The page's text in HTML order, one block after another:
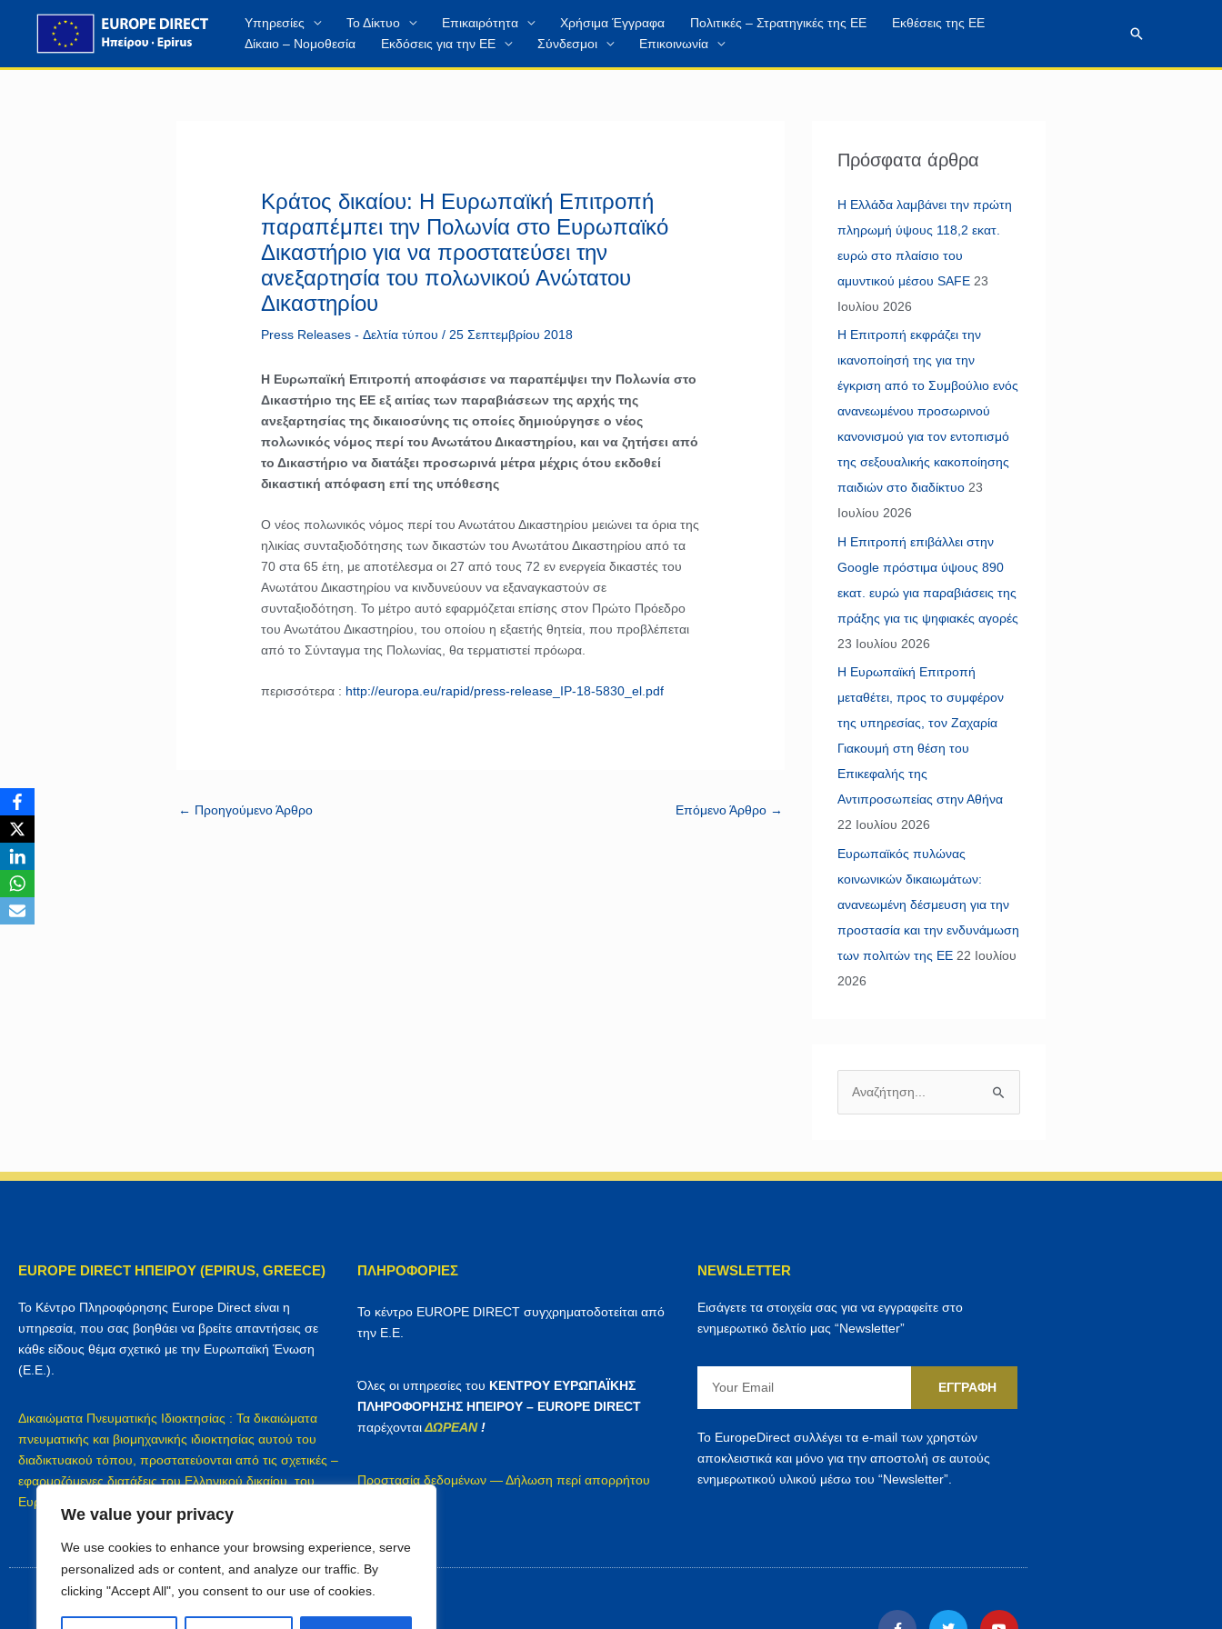
We value your privacy
We use cookies to enhance your browsing experience, serve
personalized ads or content, and analyze our traffic. By
clicking "Accept All", you consent to our use of cookies.
περιεχόμενο
περιεχόμενο
Υπηρεσίες Το Δίκτυο Επικαιρότητα Χρήσιμα Έγγραφα Πολιτικές – Στρατηγικές της ΕΕ
Εκθέσεις της ΕΕ
Δίκαιο – Νομοθεσία
Εκδόσεις για την ΕΕ Σύνδεσμοι Επικοινωνία
Αναζήτηση
Κράτος δικαίου: Η Ευρωπαϊκή Επιτροπή
παραπέμπει την Πολωνία στο Ευρωπαϊκό
Δικαστήριο για να προστατεύσει την
ανεξαρτησία του πολωνικού Ανώτατου
Δικαστηρίου
Press Releases - Δελτία τύπου / 25 Σεπτεμβρίου 2018
Η Ευρωπαϊκή Επιτροπή αποφάσισε να παραπέμψει την Πολωνία στο
Δικαστήριο της ΕΕ εξ αιτίας των παραβιάσεων της αρχής της
ανεξαρτησίας της δικαιοσύνης τις οποίες δημιούργησε ο νέος
πολωνικός νόμος περί του Ανωτάτου Δικαστηρίου, και να ζητήσει από
το Δικαστήριο να διατάξει προσωρινά μέτρα μέχρις ότου εκδοθεί
δικαστική απόφαση επί της υπόθεσης
Ο νέος πολωνικός νόμος περί του Ανωτάτου Δικαστηρίου μειώνει τα όρια της
ηλικίας συνταξιοδότησης των δικαστών του Ανωτάτου Δικαστηρίου από τα
70 στα 65 έτη, με αποτέλεσμα οι 27 από τους 72 εν ενεργεία δικαστές του
Ανωτάτου Δικαστηρίου να κινδυνεύουν να εξαναγκαστούν σε
συνταξιοδότηση. Το μέτρο αυτό εφαρμόζεται επίσης στον Πρώτο Πρόεδρο
του Ανωτάτου Δικαστηρίου, του οποίου η εξαετής θητεία, που προβλέπεται
από το Σύνταγμα της Πολωνίας, θα τερματιστεί πρόωρα.
περισσότερα : http://europa.eu/rapid/press-release_IP-18-5830_el.pdf
← Προηγούμενο Άρθρο Επόμενο Άρθρο →
Πρόσφατα άρθρα
Η Ελλάδα λαμβάνει την πρώτη
πληρωμή ύψους 118,2 εκατ.
ευρώ στο πλαίσιο του
αμυντικού μέσου SAFE 23
Ιουλίου 2026
Η Επιτροπή εκφράζει την
ικανοποίησή της για την
έγκριση από το Συμβούλιο ενός
ανανεωμένου προσωρινού
κανονισμού για τον εντοπισμό
της σεξουαλικής κακοποίησης
παιδιών στο διαδίκτυο 23
Ιουλίου 2026
Η Επιτροπή επιβάλλει στην
Google πρόστιμα ύψους 890
εκατ. ευρώ για παραβιάσεις της
πράξης για τις ψηφιακές αγορές
23 Ιουλίου 2026
Η Ευρωπαϊκή Επιτροπή
μεταθέτει, προς το συμφέρον
της υπηρεσίας, τον Ζαχαρία
Γιακουμή στη θέση του
Επικεφαλής της
Αντιπροσωπείας στην Αθήνα
22 Ιουλίου 2026
Ευρωπαϊκός πυλώνας
κοινωνικών δικαιωμάτων:
ανανεωμένη δέσμευση για την
προστασία και την ενδυνάμωση
των πολιτών της ΕΕ 22 Ιουλίου
2026
ζ
γ
EUROPE DIRECT ΗΠΕΙΡΟΥ (EPIRUS, GREECE)
Το Κέντρο Πληροφόρησης Europe Direct είναι η
υπηρεσία, που σας βοηθάει να βρείτε απαντήσεις σε
κάθε είδους θέμα σχετικό με την Ευρωπαϊκή Ένωση
(Ε.Ε.).
Δικαιώματα Πνευματικής Ιδιοκτησίας : Τα δικαιώματα
πνευματικής και βιομηχανικής ιδιοκτησίας αυτού του
διαδικτυακού τόπου, προστατεύονται από τις σχετικές –
εφαρμοζόμενες διατάξεις του Ελληνικού δικαίου, του
Ευρωπαϊκού δικαίου και των διεθνών συμβάσεων
ΠΛΗΡΟΦΟΡΊΕΣ
Το κέντρο EUROPE DIRECT συγχρηματοδοτείται από
την Ε.Ε.
Όλες οι υπηρεσίες του ΚΕΝΤΡΟΥ ΕΥΡΩΠΑΪΚΗΣ
ΠΛΗΡΟΦΟΡΗΣΗΣ ΗΠΕΙΡΟΥ – EUROPE DIRECT
παρέχονταιΔΩΡΕΑΝ!
Προστασία δεδομένων — Δήλωση περί απορρήτου
NEWSLETTER
Εισάγετε τα στοιχεία σας για να εγγραφείτε στο
ενημερωτικό δελτίο μας “Newsletter”
ΕΓΓΡΑΦΉ
Το EuropeDirect συλλέγει τα e-mail των χρηστών
αποκλειστικά και μόνο για την αποστολή σε αυτούς
ενημερωτικού υλικού μέσω του “Newsletter”.
F
T
Y